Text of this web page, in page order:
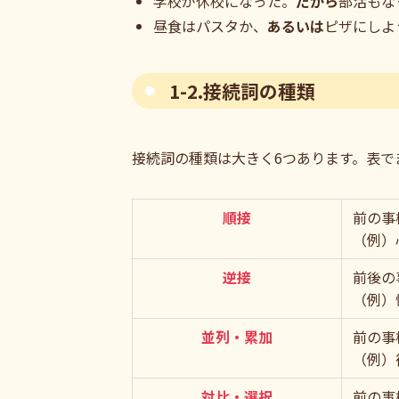
昼食はパスタか、 あるいはピザにし
1-2.接続詞の種類
接続詞の種類は大きく6つあります。表
順接
前の
（例
逆接
前後
（例
並列・累加
前の
（例